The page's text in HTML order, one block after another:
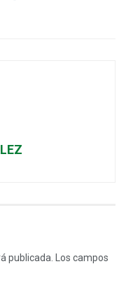
publicada. Los campos